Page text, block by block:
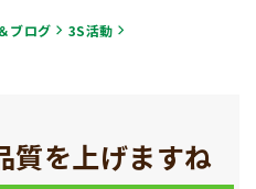
ブログ
3S活動
質を上げますね